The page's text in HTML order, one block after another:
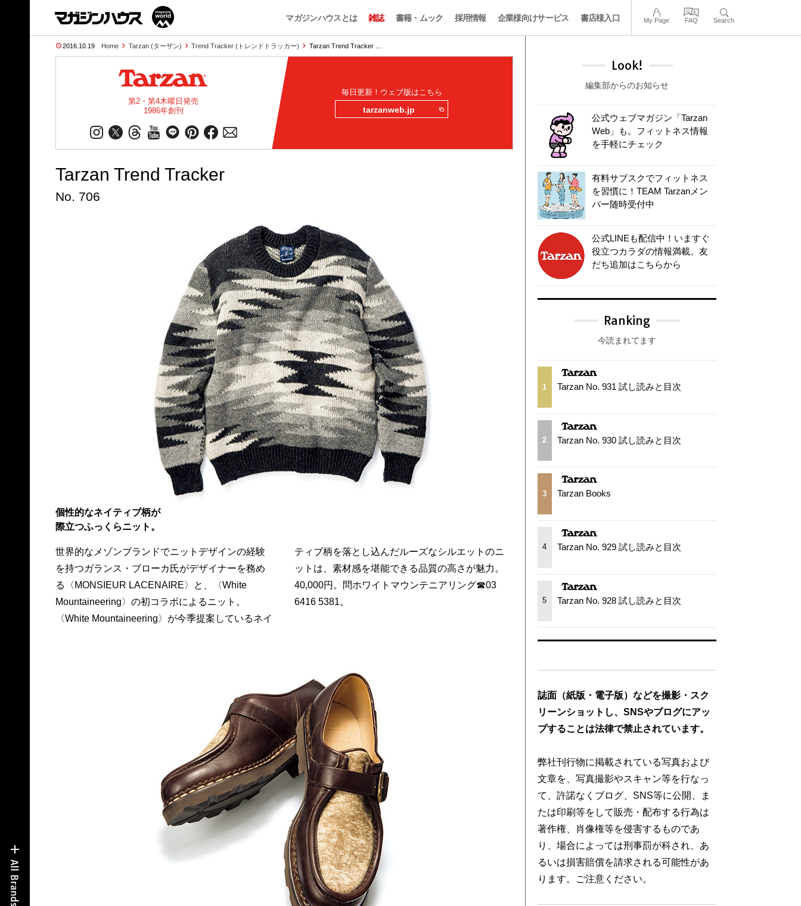
マガジンハウスとは 雑誌 書籍・ムック 採用情報 企業様向けサービス 書店様入口 My Page FAQ Search
2016.10.19 Home Tarzan (ターザン) Trend Tracker (トレンドトラッカー) Tarzan Trend Tracker …
第2・第4木曜日発売
1986年創刊
毎日更新！ウェブ版はこちら
tarzanweb.jp
Tarzan Trend Tracker
No. 706
個性的なネイティブ柄が
際立つふっくらニット。
世界的なメゾンブランドでニットデザインの経験
を持つガランス・ブローカ氏がデザイナーを務め
る〈MONSIEUR LACENAIRE〉と、〈White
Mountaineering〉の初コラボによるニット。
〈White Mountaineering〉が今季提案しているネイ
ティブ柄を落とし込んだルーズなシルエットのニ
ットは、素材感を堪能できる品質の高さが魅力。
40,000円。問ホワイトマウンテニアリング☎03
6416 5381。
Look!
編集部からのお知らせ
公式ウェブマガジン「Tarzan
Web」も。フィットネス情報
を手軽にチェック
有料サブスクでフィットネス
を習慣に！TEAM Tarzanメン
バー随時受付中
公式LINEも配信中！いますぐ
役立つカラダの情報満載。友
だち追加はこちらから
Ranking
今読まれてます
1 Tarzan No. 931 試し読みと目次
2 Tarzan No. 930 試し読みと目次
3 Tarzan Books
4 Tarzan No. 929 試し読みと目次
5 Tarzan No. 928 試し読みと目次
誌面（紙版・電子版）などを撮影・スク
リーンショットし、SNSやブログにアッ
プすることは法律で禁止されています。
弊社刊行物に掲載されている写真および
文章を、写真撮影やスキャン等を行なっ
て、許諾なくブログ、SNS等に公開、ま
たは印刷等をして販売・配布する行為は
著作権、肖像権等を侵害するものであ
り、場合によっては刑事罰が科され、あ
るいは損害賠償を請求される可能性があ
ります。ご注意ください。